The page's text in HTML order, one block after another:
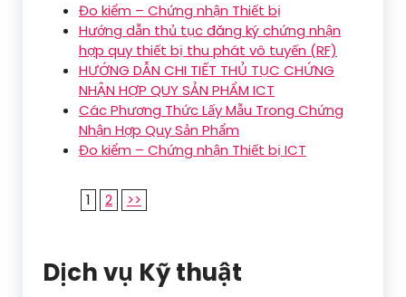
Đo kiểm – Chứng nhận Thiết bị
Hướng dẫn thủ tục đăng ký chứng nhận
hợp quy thiết bị thu phát vô tuyến (RF)
HƯỚNG DẪN CHI TIẾT THỦ TỤC CHỨNG
NHẬN HỢP QUY SẢN PHẨM ICT
Các Phương Thức Lấy Mẫu Trong Chứng
Nhận Hợp Quy Sản Phẩm
Đo kiểm – Chứng nhận Thiết bị ICT
1 2 >>
Dịch vụ Kỹ thuật